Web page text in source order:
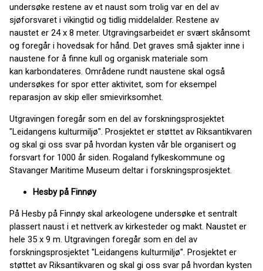
undersøke restene av et naust som trolig var en del av
sjøforsvaret i vikingtid og tidlig middelalder. Restene av
naustet er 24 x 8 meter. Utgravingsarbeidet er svært skånsomt
og foregår i hovedsak for hånd. Det graves små sjakter inne i
naustene for å finne kull og organisk materiale som
kan karbondateres. Områdene rundt naustene skal også
undersøkes for spor etter aktivitet, som for eksempel
reparasjon av skip eller smievirksomhet.
Utgravingen foregår som en del av forskningsprosjektet
"Leidangens kulturmiljø". Prosjektet er støttet av Riksantikvaren
og skal gi oss svar på hvordan kysten vår ble organisert og
forsvart for 1000 år siden. Rogaland fylkeskommune og
Stavanger Maritime Museum deltar i forskningsprosjektet.
Hesby på Finnøy
På Hesby på Finnøy skal arkeologene undersøke et sentralt
plassert naust i et nettverk av kirkesteder og makt. Naustet er
hele 35 x 9 m. Utgravingen foregår som en del av
forskningsprosjektet "Leidangens kulturmiljø". Prosjektet er
støttet av Riksantikvaren og skal gi oss svar på hvordan kysten